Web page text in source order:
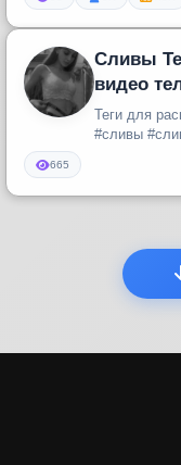
Сливы
видео
Теги для
#сливы
665